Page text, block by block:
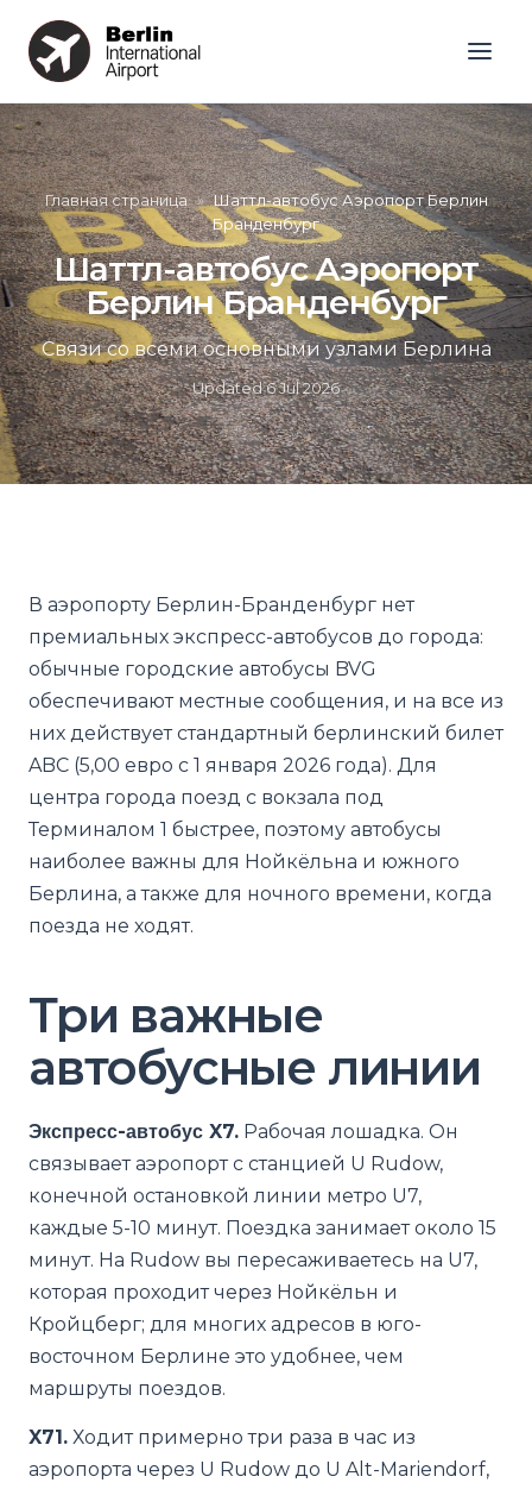
Главная страница » Шаттл-автобус Аэропорт Берлин
Бранденбург
Шаттл-автобус Аэропорт
Берлин Бранденбург
Связи со всеми основными узлами Берлина
Updated6 Jul 2026
В аэропорту Берлин-Бранденбург нет
премиальных экспресс-автобусов до города:
обычные городские автобусы BVG
обеспечивают местные сообщения, и на все из
них действует стандартный берлинский билет
ABC (5,00 евро с 1 января 2026 года). Для
центра города поезд с вокзала под
Терминалом 1 быстрее, поэтому автобусы
наиболее важны для Нойкёльна и южного
Берлина, а также для ночного времени, когда
поезда не ходят.
Три важные
автобусные линии
Экспресс-автобус X7. Рабочая лошадка. Он
связывает аэропорт с станцией U Rudow,
конечной остановкой линии метро U7,
каждые 5-10 минут. Поездка занимает около 15
минут. На Rudow вы пересаживаетесь на U7,
которая проходит через Нойкёльн и
Кройцберг; для многих адресов в юго-
восточном Берлине это удобнее, чем
маршруты поездов.
X71. Ходит примерно три раза в час из
аэропорта через U Rudow до U Alt-Mariendorf,